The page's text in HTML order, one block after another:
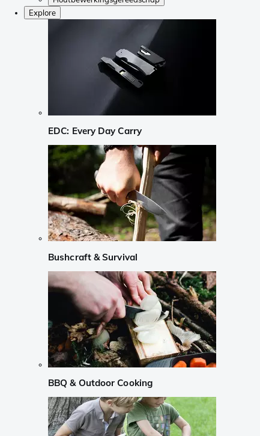
Explore
EDC: Every Day Carry
Bushcraft & Survival
BBQ & Outdoor Cooking